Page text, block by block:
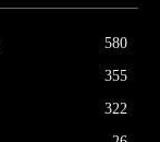
580
355
322